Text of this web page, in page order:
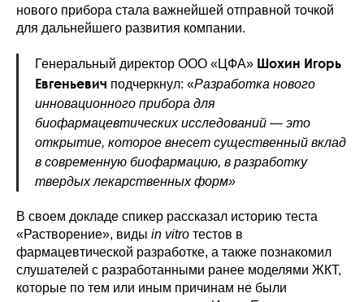
нового прибора стала важнейшей отправной точкой
для дальнейшего развития компании.
Генеральный директор ООО «ЦФА» Шохин Игорь
Евгеньевич подчеркнул: «Разработка нового
инновационного прибора для
биофармацевтических исследований — это
открытие, которое внесет существенный вклад
в современную биофармацию, в разработку
твердых лекарственных форм»
В своем докладе спикер рассказал историю теста
«Растворение», виды in vitro тестов в
фармацевтической разработке, а также познакомил
слушателей с разработанными ранее моделями ЖКТ,
которые по тем или иным причинам не были